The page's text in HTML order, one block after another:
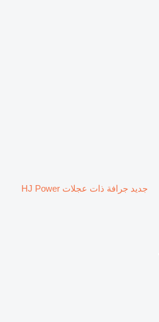
جديد جرافة ذات عجلات HJ Power